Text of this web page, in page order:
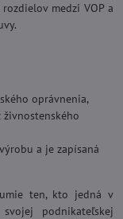
medzi VOP a
oprávnenia,
a je zapísaná
ten, kto jedná v
podnikateľskej